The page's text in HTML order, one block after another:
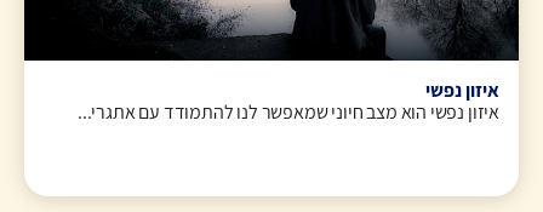
איזון נפשי
איזון נפשי הוא מצב חיוני שמאפשר לנו להתמודד עם אתגרי...